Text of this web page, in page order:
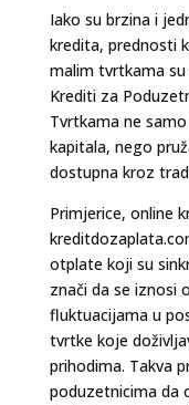
Iako su brzina i
kredita, prednosti
malim tvrtkama
Krediti za
Tvrtkama ne
kapitala, nego
dostupna kroz
Primjerice, online
otplate koji su
znači da se iznosi
fluktuacijama u
tvrtke koje
prihodima. Takva
poduzetnicima da